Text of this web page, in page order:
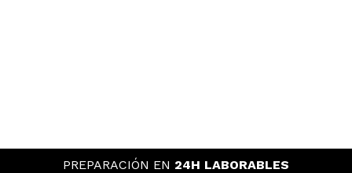
PREPARACIÓN EN 24H LABORABLES